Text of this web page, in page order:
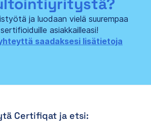
ja luodaan vielä suurempaa
asiakkailleasi!
saadaksesi lisätietoja
Certifiqat ja etsi: